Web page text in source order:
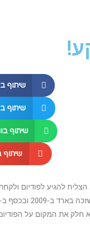
שיתוף
שיתוף
שיתוף
שיתוף
להגיע לפודיום
חלק את המקום על